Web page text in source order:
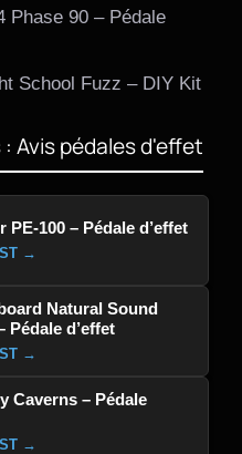
Phase 90 – Pédale
School Fuzz – DIY Kit
Avis pédales d'effet
PE-100 – Pédale d’effet
→
Natural Sound
Pédale d’effet
→
Caverns – Pédale
→